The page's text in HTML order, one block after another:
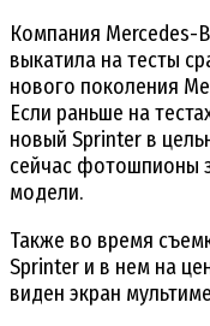
Компания Mercedes-
выкатила на тесты
нового поколения
Если раньше на
новый Sprinter в
сейчас фотошпионы
модели.
Также во время
Sprinter и в нем на
виден экран